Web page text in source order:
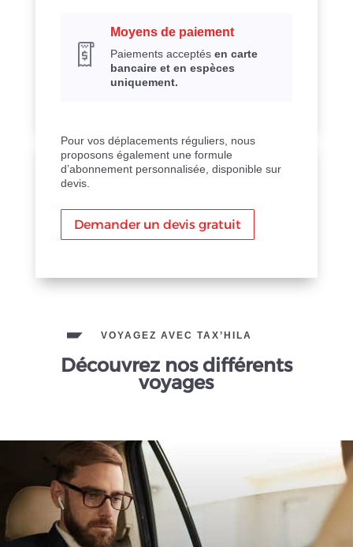
Moyens de paiement
Paiements acceptés en carte
bancaire et en espèces
uniquement.
Pour vos déplacements réguliers, nous
proposons également une formule
d’abonnement personnalisée, disponible sur
devis.
Demander un devis gratuit
VOYAGEZ AVEC TAX’HILA
Découvrez nos différents
voyages